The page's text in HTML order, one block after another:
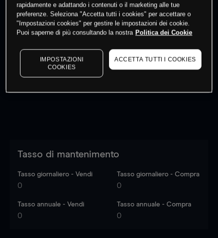
I prezzi sono solo indicativi. Accediper vedere gli ultimi
dati di mercato
to see latest market data
Tasso di mantenimento
Tasso giornaliero - Vendi
0
Tasso giornaliero - Compra
0
Tasso annuale - Vendi
0
Tasso annuale - Compra
0
rapidamente e adattando i contenuti o il marketing alle tue
preferenze. Seleziona "Accetta tutti i cookies" per accettare o
"Impostazioni cookies" per gestire le impostazioni dei cookie.
Puoi saperne di più consultando la nostra Politica dei Cookie
IMPOSTAZIONI
COOKIES
ACCETTA TUTTI I COOKIES